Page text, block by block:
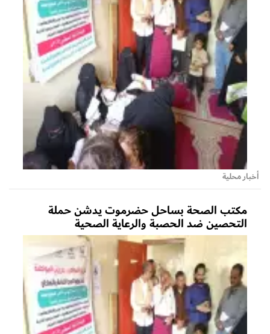
أخبار محلية
مكتب الصحة بساحل حضرموت يدشن حملة
التحصين ضد الحصبة والرعاية الصحية